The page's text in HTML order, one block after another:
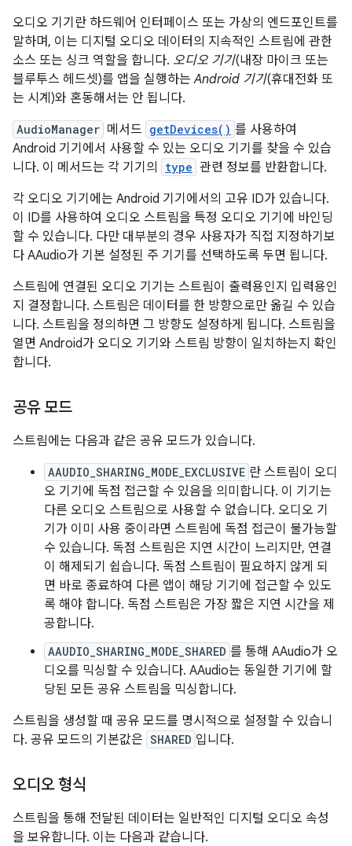
오디오 기기란 하드웨어 인터페이스 또는 가상의 엔드포인트를
말하며, 이는 디지털 오디오 데이터의 지속적인 스트림에 관한
소스 또는 싱크 역할을 합니다. 오디오 기기(내장 마이크 또는
블루투스 헤드셋)를 앱을 실행하는Android 기기(휴대전화 또
는 시계)와 혼동해서는 안 됩니다.
AudioManager 메서드 getDevices() 를 사용하여
Android 기기에서 사용할 수 있는 오디오 기기를 찾을 수 있습
니다. 이 메서드는 각 기기의
type 관련 정보를 반환합니다.
각 오디오 기기에는 Android 기기에서의 고유 ID가 있습니다.
이 ID를 사용하여 오디오 스트림을 특정 오디오 기기에 바인딩
할 수 있습니다. 다만 대부분의 경우 사용자가 직접 지정하기보
다 AAudio가 기본 설정된 주 기기를 선택하도록 두면 됩니다.
스트림에 연결된 오디오 기기는 스트림이 출력용인지 입력용인
지 결정합니다. 스트림은 데이터를 한 방향으로만 옮길 수 있습
니다. 스트림을 정의하면 그 방향도 설정하게 됩니다. 스트림을
열면 Android가 오디오 기기와 스트림 방향이 일치하는지 확인
합니다.
공유 모드
스트림에는 다음과 같은 공유 모드가 있습니다.
AAUDIO_SHARING_MODE_EXCLUSIVE 란 스트림이 오디
오 기기에 독점 접근할 수 있음을 의미합니다. 이 기기는
다른 오디오 스트림으로 사용할 수 없습니다. 오디오 기
기가 이미 사용 중이라면 스트림에 독점 접근이 불가능할
수 있습니다. 독점 스트림은 지연 시간이 느리지만, 연결
이 해제되기 쉽습니다. 독점 스트림이 필요하지 않게 되
면 바로 종료하여 다른 앱이 해당 기기에 접근할 수 있도
록 해야 합니다. 독점 스트림은 가장 짧은 지연 시간을 제
공합니다.
AAUDIO_SHARING_MODE_SHARED 를 통해 AAudio가 오
디오를 믹싱할 수 있습니다. AAudio는 동일한 기기에 할
당된 모든 공유 스트림을 믹싱합니다.
스트림을 생성할 때 공유 모드를 명시적으로 설정할 수 있습니
다. 공유 모드의 기본값은 SHARED 입니다.
오디오 형식
스트림을 통해 전달된 데이터는 일반적인 디지털 오디오 속성
을 보유합니다. 이는 다음과 같습니다.